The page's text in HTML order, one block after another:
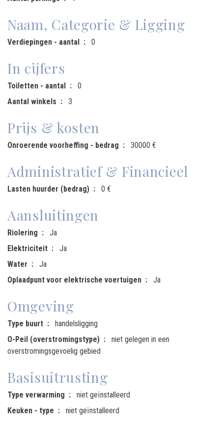
Naam, Categorie & Ligging
Verdiepingen - aantal 0
In cijfers
Toiletten - aantal
0
Aantal winkels
3
Prijs & kosten
Onroerende voorheffing - bedrag 30000 €
Administratief & Financieel
Lasten huurder (bedrag) 0 €
Aansluitingen
Riolering
Ja
Elektriciteit
Ja
Water
Ja
Oplaadpunt voor elektrische voertuigen
Ja
Omgeving
Type buurt
handelsligging
O-Peil (overstromingstype)
niet gelegen in een
overstromingsgevoelig gebied
Basisuitrusting
Type verwarming
niet geïnstalleerd
Keuken - type
niet geïnstalleerd